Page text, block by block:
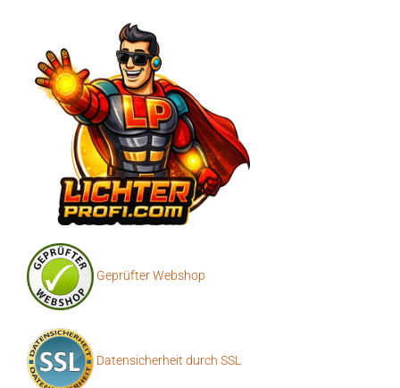
Geprüfter Webshop
Datensicherheit durch SSL